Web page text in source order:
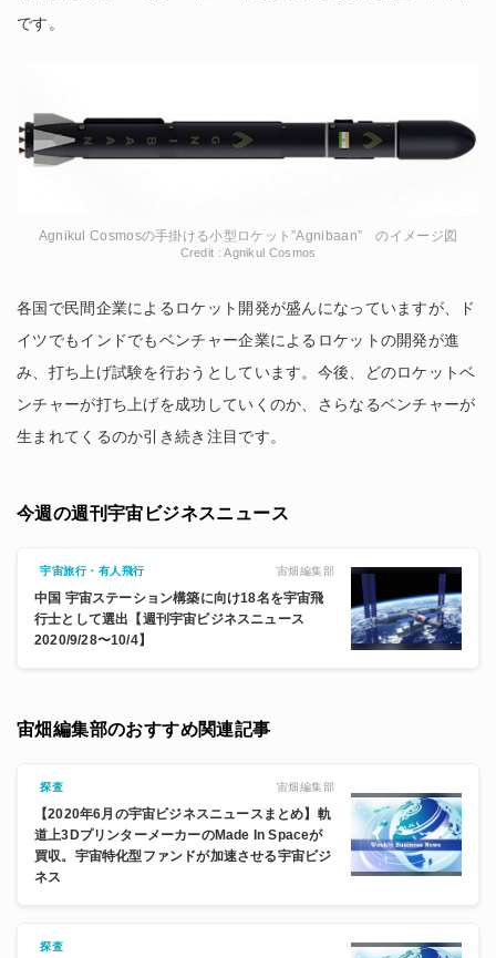
です。
Agnikul Cosmosの手掛ける小型ロケット”Agnibaan” のイメージ図
Credit : Agnikul Cosmos
各国で民間企業によるロケット開発が盛んになっていますが、ド
イツでもインドでもベンチャー企業によるロケットの開発が進
み、打ち上げ試験を行おうとしています。今後、どのロケットベ
ンチャーが打ち上げを成功していくのか、さらなるベンチャーが
生まれてくるのか引き続き注目です。
今週の週刊宇宙ビジネスニュース
宇宙旅行・有人飛行 宙畑編集部
中国 宇宙ステーション構築に向け18名を宇宙飛
行士として選出【週刊宇宙ビジネスニュース
2020/9/28〜10/4】
宙畑編集部のおすすめ関連記事
探査 宙畑編集部
【2020年6月の宇宙ビジネスニュースまとめ】軌
道上3DプリンターメーカーのMade In Spaceが
買収。宇宙特化型ファンドが加速させる宇宙ビジ
ネス
探査